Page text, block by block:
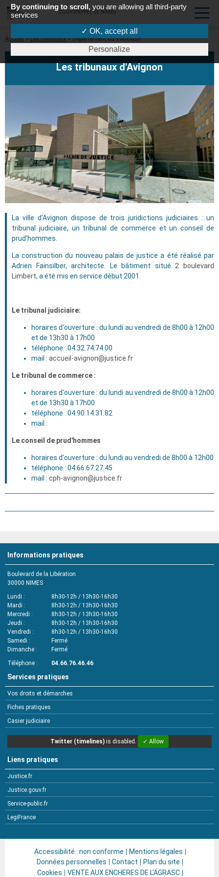
COUR D'APPEL DE NÎMES
Fil
Accueil Les tribunaux Département du Vaucluse
Les tribunaux d'Avignon
La ville d'Avignon dispose de trois juridictions judiciaires : un
tribunal judiciaire, un tribunal de commerce et un conseil de
prud'hommes.
La construction du nouveau palais de justice a été réalisé par
Adrien Fainsilber, architecte. Le bâtiment situé 2 boulevard
Limbert, a été mis en service début 2001.
Le tribunal judiciaire:
horaires d'ouverture : du lundi au vendredi de 8h00 à 12h00
et de 13h30 à 17h00
téléphone : 04.32.74.74.00
mail : accueil-avignon@justice.fr
Le tribunal de commerce :
horaires d'ouverture : du lundi au vendredi de 8h00 à 12h00
et de 13h30 à 17h00
téléphone : 04.90.14.31.82
mail :
Le conseil de prud'hommes
horaires d'ouverture : du lundi au vendredi de 8h00 à 12h00
téléphone : 04.66.67.27.45
mail : cph-avignon@justice.fr
Informations pratiques
Boulevard de la Libération
30000 NIMES
Lundi
8h30-12h / 13h30-16h30
Mardi
8h30-12h / 13h30-16h30
Mercredi
8h30-12h / 13h30-16h30
Jeudi
8h30-12h / 13h30-16h30
Vendredi
8h30-12h / 13h30-16h30
Samedi
Fermé
Dimanche
Fermé
Téléphone
04.66.76.46.46
Services pratiques
Vos droits et démarches
Fiches pratiques
Casier judiciaire
Twitter (timelines) is disabled. ✓ Allow
Liens pratiques
Justice.fr
Justice.gouv.fr
Service-public.fr
LegiFrance
Accessibilité : non conforme
Mentions légales
Données personnelles
Contact
Plan du site
Cookies
VENTE AUX ENCHERES DE L'AGRASC
By continuing to scroll, you are allowing all third-party
services
✓ OK, accept all
Personalize